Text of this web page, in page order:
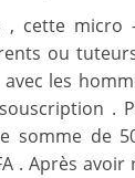
, cette
ou
les
.
somme de
. Après